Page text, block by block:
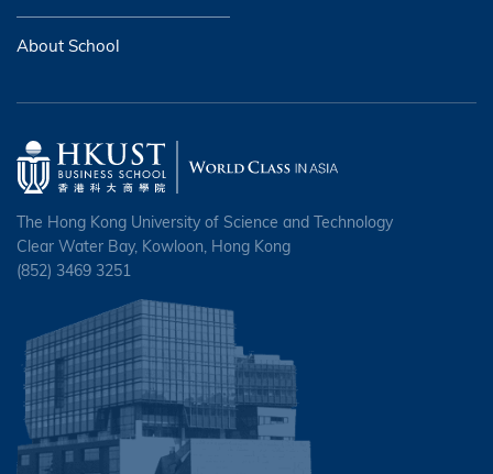
About School
The Hong Kong University of Science and Technology
Clear Water Bay, Kowloon, Hong Kong
(852) 3469 3251